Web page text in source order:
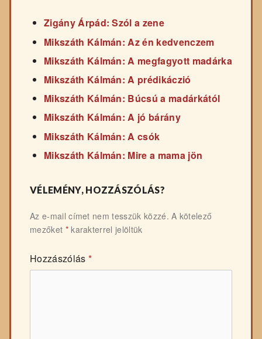
Zigány Árpád: Szól a zene
Mikszáth Kálmán: Az én kedvenczem
Mikszáth Kálmán: A megfagyott madárka
Mikszáth Kálmán: A prédikáczió
Mikszáth Kálmán: Búcsú a madárkától
Mikszáth Kálmán: A jó bárány
Mikszáth Kálmán: A csók
Mikszáth Kálmán: Mire a mama jön
VÉLEMÉNY, HOZZÁSZÓLÁS?
Az e-mail címet nem tesszük közzé. A kötelező
mezőket *karakterrel jelöltük
Hozzászólás *